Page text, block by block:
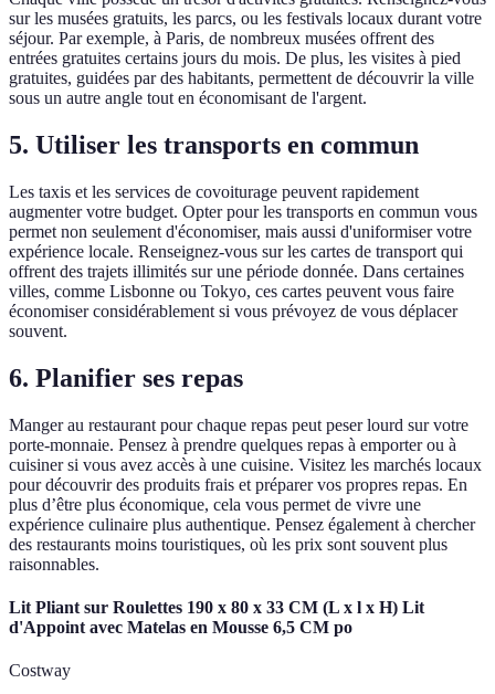
sur les musées gratuits, les parcs, ou les festivals locaux durant votre
séjour. Par exemple, à Paris, de nombreux musées offrent des
entrées gratuites certains jours du mois. De plus, les visites à pied
gratuites, guidées par des habitants, permettent de découvrir la ville
sous un autre angle tout en économisant de l'argent.
5. Utiliser les transports en commun
Les taxis et les services de covoiturage peuvent rapidement
augmenter votre budget. Opter pour les transports en commun vous
permet non seulement d'économiser, mais aussi d'uniformiser votre
expérience locale. Renseignez-vous sur les cartes de transport qui
offrent des trajets illimités sur une période donnée. Dans certaines
villes, comme Lisbonne ou Tokyo, ces cartes peuvent vous faire
économiser considérablement si vous prévoyez de vous déplacer
souvent.
6. Planifier ses repas
Manger au restaurant pour chaque repas peut peser lourd sur votre
porte-monnaie. Pensez à prendre quelques repas à emporter ou à
cuisiner si vous avez accès à une cuisine. Visitez les marchés locaux
pour découvrir des produits frais et préparer vos propres repas. En
plus d’être plus économique, cela vous permet de vivre une
expérience culinaire plus authentique. Pensez également à chercher
des restaurants moins touristiques, où les prix sont souvent plus
raisonnables.
Lit Pliant sur Roulettes 190 x 80 x 33 CM (L x l x H) Lit
d'Appoint avec Matelas en Mousse 6,5 CM po
Costway